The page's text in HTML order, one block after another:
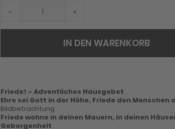
- +
IN DEN WARENKORB
Friede! - Adventliches Hausgebet
Ehre sei Gott in der Höhe, Friede den Menschen
Bildbetrachtung
Friede wohne in deinen Mauern, in deinen
Geborgenheit